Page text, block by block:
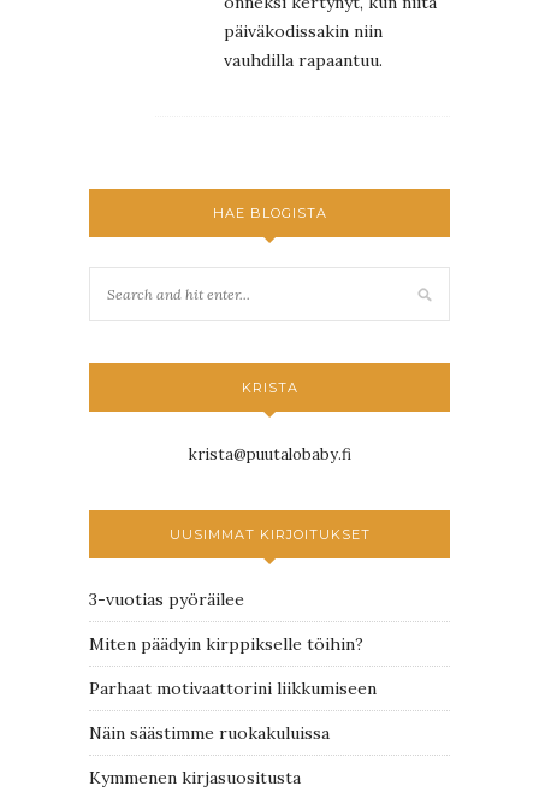
päiväkodissakin niin
vauhdilla rapaantuu.
HAE BLOGISTA
KRISTA
krista@puutalobaby.fi
UUSIMMAT KIRJOITUKSET
3-vuotias pyöräilee
Miten päädyin kirppikselle töihin?
Parhaat motivaattorini liikkumiseen
Näin säästimme ruokakuluissa
Kymmenen kirjasuositusta